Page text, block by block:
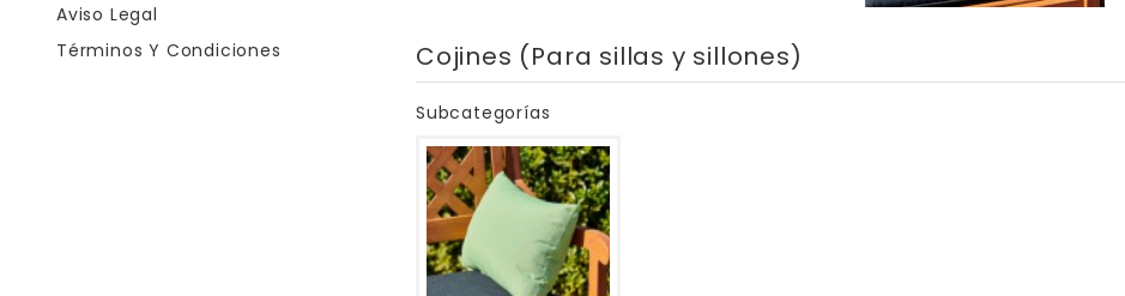
Aviso Legal
Términos Y Condiciones
Cojines (Para sillas y sillones)
Subcategorías